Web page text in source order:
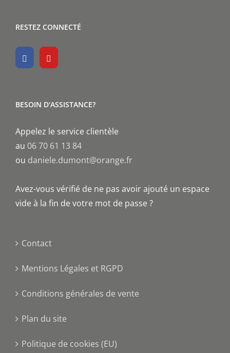
RESTEZ CONNECTÉ
BESOIN D'ASSISTANCE?
Appelez le service clientèle
au 06 70 61 13 84
ou daniele.dumont@orange.fr
Avez-vous vérifié de ne pas avoir ajouté un espace
vide à la fin de votre mot de passe ?
Contact
Mentions Légales et RGPD
Conditions générales de vente
Plan du site
Politique de cookies (EU)